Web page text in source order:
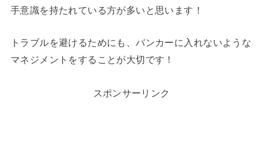
手意識を持たれている方が多いと思います！
トラブルを避けるためにも、バンカーに入れないような
マネジメントをすることが大切です！
スポンサーリンク